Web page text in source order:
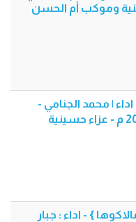
وموكب أم الحسن
| محمد الجنامي -
محرم الحرام 1447 هـ 2025 م - عزاء حسينية
} - اداء : جبار